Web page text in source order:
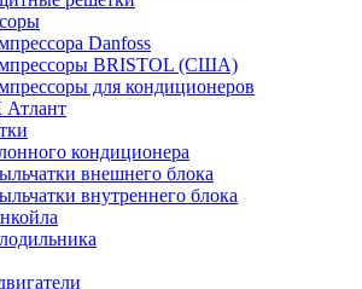
Danfoss
BRISTOL (США)
для кондиционеров
кондиционера
внешнего блока
внутреннего блока